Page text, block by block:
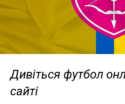
Дивіться футбол
сайті